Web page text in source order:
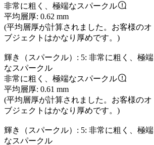
非常に粗く、極端なスパークル
平均層厚: 0.62 mm
(平均層厚が計算されました。お客様のオ
ブジェクトはかなり厚めです。)
輝き（スパークル）: 5: 非常に粗く、極端
なスパークル
非常に粗く、極端なスパークル
平均層厚: 0.61 mm
(平均層厚が計算されました。お客様のオ
ブジェクトはかなり厚めです。)
輝き（スパークル）: 5: 非常に粗く、極端
なスパークル